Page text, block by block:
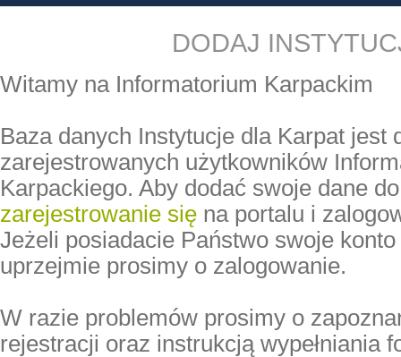
DODAJ
Witamy na Informatorium Karpackim
Baza danych Instytucje dla Karpat jest
zarejestrowanych użytkowników
Karpackiego. Aby dodać swoje dane
zarejestrowanie się na portalu i
Jeżeli posiadacie Państwo swoje
uprzejmie prosimy o zalogowanie.
W razie problemów prosimy o
rejestracji oraz instrukcją wypełniania